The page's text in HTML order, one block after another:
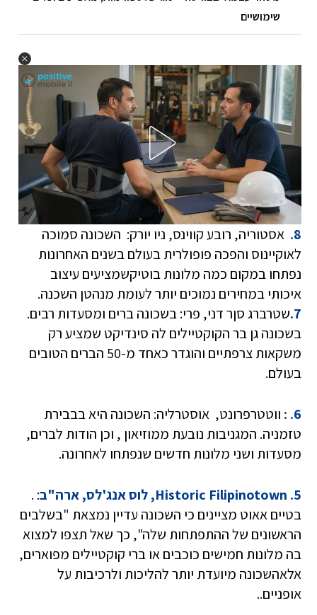
שימושיים
8. אסטוריה, רובע קווינס, ניו יורק: השכונה סמוכה
לאוקיינוס והפכה פופולרית בעולם בשנים האחרונות
נפתחו במקום כמה מלונות בוטיקשמציעים עיצוב
איכותי במחירים נמוכים יותר לעומת מנהטן השכנה.
7. שטרברג סןר דני, פרי: בשכונה ברים ומסעדות רבים.
בשכונה גן בר הקוקטיילים לה סינדיקט שמציע רק
משקאות צרפתיים והוגדר כאחד מ-50 הברים הטובים
בעולם.
6. :
ווטטרפרונט, אוסטרליה: השכונה היא בבבירת
טזמניה. המגניבות נובעת ממוזיאון , וכן הודות לברים,
מסעדות ושני מלונות חדשים שנפתחו לאחרונה.
5. Historic Filipinotown, לוס אנג'לס, ארה"ב
: .
בטיים אאוט מציינים כי השכונה עדיין נמצאת "בשלבים
הראשונים של ההתפתחות שלה", כך שאל תצפו למצוא
בה מלונות חמישים כוכבים או ברי קוקטיילים מפוארים,
אלאהשכונה מיועדת יותר להליכות ולרכיבות על
אופניים..